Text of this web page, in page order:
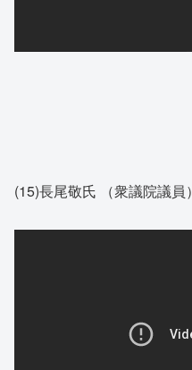
(15)長尾敬氏 （衆議院議員）